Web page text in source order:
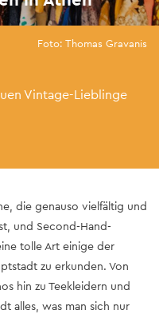
Foto: Thomas Gravanis
Vintage-Lieblinge
die genauso vielfältig und
und Second-Hand-
tolle Art einige der
zu erkunden. Von
hin zu Teekleidern und
alles, was man sich nur